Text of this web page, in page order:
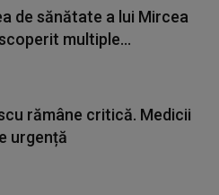
de sănătate a lui Mircea
multiple...
rămâne critică. Medicii
urgență